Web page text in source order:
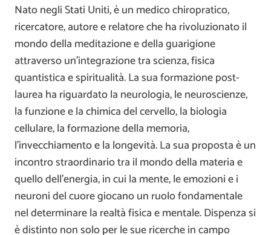
Nato negli Stati Uniti, è un medico chiropratico,
ricercatore, autore e relatore che ha rivoluzionato il
mondo della meditazione e della guarigione
attraverso un’integrazione tra scienza, fisica
quantistica e spiritualità. La sua formazione post-
laurea ha riguardato la neurologia, le neuroscienze,
la funzione e la chimica del cervello, la biologia
cellulare, la formazione della memoria,
l’invecchiamento e la longevità. La sua proposta è un
incontro straordinario tra il mondo della materia e
quello dell’energia, in cui la mente, le emozioni e i
neuroni del cuore giocano un ruolo fondamentale
nel determinare la realtà fisica e mentale. Dispenza si
è distinto non solo per le sue ricerche in campo